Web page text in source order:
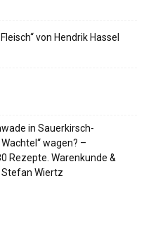
von Hendrik Hassel
in Sauerkirsch-
wagen? –
Rezepte. Warenkunde &
Stefan Wiertz